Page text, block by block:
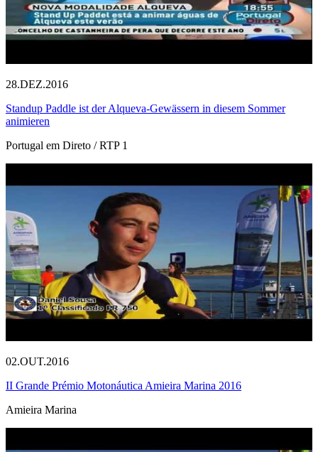
28.DEZ.2016
Standup Paddle ist der Alqueva-Gewässern in diesem Sommer
animieren
Portugal em Direto / RTP 1
02.OUT.2016
II Grande Prémio Motonáutica Amieira Marina 2016
Amieira Marina